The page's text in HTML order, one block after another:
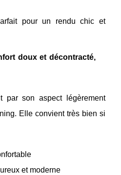
pour un rendu chic et
doux et décontracté,
par son aspect légèrement
Elle convient très bien si
et moderne